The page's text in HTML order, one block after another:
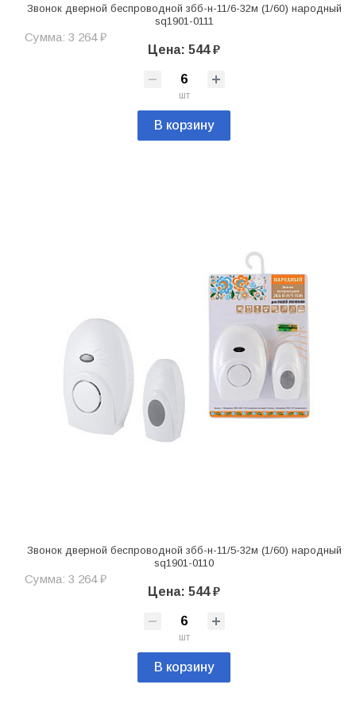
Звонок дверной беспроводной збб-н-11/6-32м (1/60) народный
sq1901-0111
Сумма: 3 264 ₽
Цена: 544 ₽
шт
В корзину
Звонок дверной беспроводной збб-н-11/5-32м (1/60) народный
sq1901-0110
Сумма: 3 264 ₽
Цена: 544 ₽
шт
В корзину